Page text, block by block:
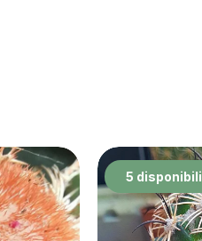
5 disponibili